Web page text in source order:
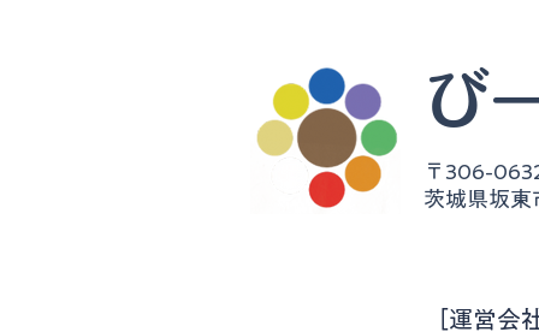
び
〒306-
茨城県坂東
［運営会